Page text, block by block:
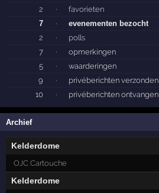
2
·
favorieten
7
·
evenementen bezocht
2
·
polls
7
·
opmerkingen
5
·
waarderingen
9
·
privéberichten verzonden
10
· privéberichten ontvangen
Archief
Kelderdome
OJC Cartouche
Kelderdome